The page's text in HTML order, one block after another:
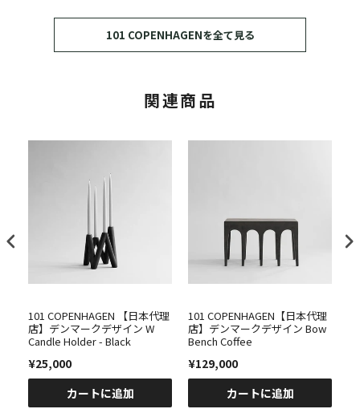
101 COPENHAGENを全て見る
関連商品
101 COPENHAGEN 【日本代理
店】デンマークデザイン W
Candle Holder - Black
¥25,000
カートに追加
101 COPENHAGEN【日本代理
店】デンマークデザイン Bow
Bench Coffee
¥129,000
カートに追加